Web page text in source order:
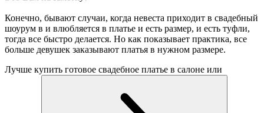
Конечно, бывают случаи, когда невеста приходит в свадебный
шоурум в и влюбляется в платье и есть размер, и есть туфли,
тогда все быстро делается. Но как показывает практика, все
больше девушек заказывают платья в нужном размере.
Лучше купить готовое свадебное платье в салоне или